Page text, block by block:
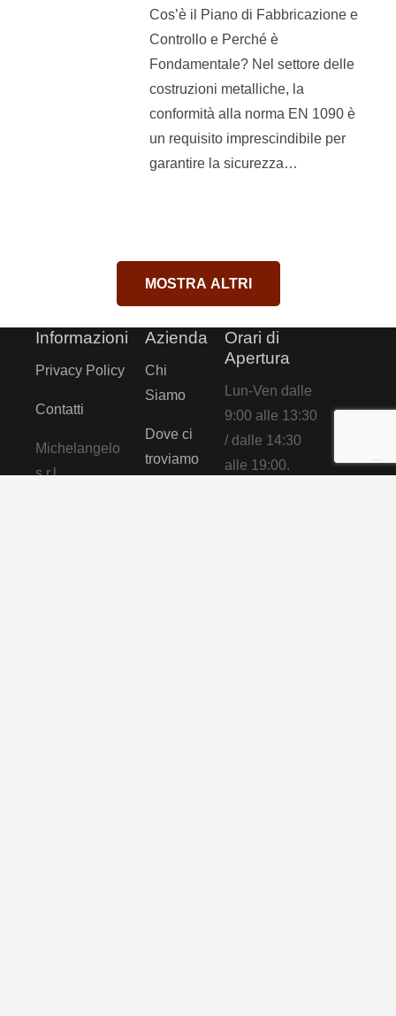
ossia, può esservi riportata la
necessità di un’eventuale spianatura
del cordone, piuttosto che la
necessità di lasciare il giunto così
come saldato, o ancora fare
attenzione a raccordare per bene il
cordone, e così via.
Cos’è il Piano di Fabbricazione e
Controllo e Perché è
Fondamentale? Nel settore delle
costruzioni metalliche, la
conformità alla norma EN 1090 è
un requisito imprescindibile per
garantire la sicurezza…
MOSTRA ALTRI
Informazioni
Privacy Policy
Contatti
Michelangelo
s.r.l
Azienda
Chi
Siamo
Dove ci
troviamo
Orari di
Apertura
Lun-Ven dalle
9:00 alle 13:30
/ dalle 14:30
alle 19:00.